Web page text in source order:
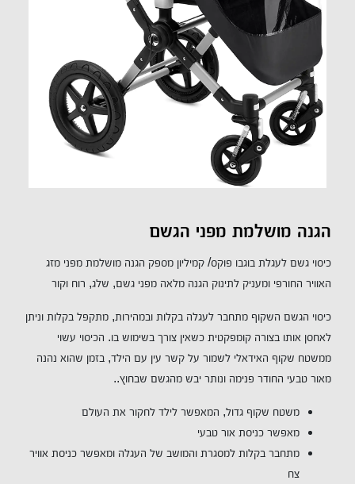
הגנה מושלמת מפני הגשם
כיסוי גשם לעגלת בוגבו פוקס/ קמיליון מספק הגנה מושלמת מפני מזג
האוויר החורפי ומעניק לתינוק הגנה מלאה מפני גשם, שלג, רוח וקור
כיסוי הגשם השקוף מתחבר לעגלה בקלות ובמהירות, מתקפל בקלות וניתן
לאחסן אותו בצורה קומפקטית כשאין צורך בשימוש בו. הכיסוי עשוי
ממשטח שקוף האידאלי לשמור על קשר עין עם הילד, בזמן שהוא נהנה
מאור טבעי החודר פנימה ונותר יבש מהגשם שבחוץ..
משטח שקוף גדול, המאפשר לילד לחקור את העולם
מאפשר כניסת אור טבעי
מתחבר בקלות למסגרת והמושב של העגלה ומאפשר כניסת אוויר
צח